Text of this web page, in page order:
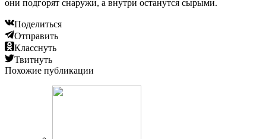
они подгорят снаружи, а внутри останутся сырыми.
Поделиться
Отправить
Класснуть
Твитнуть
Похожие публикации